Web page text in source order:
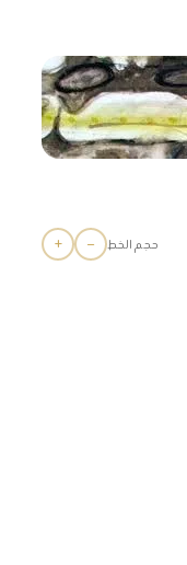
حجم الخط −
+